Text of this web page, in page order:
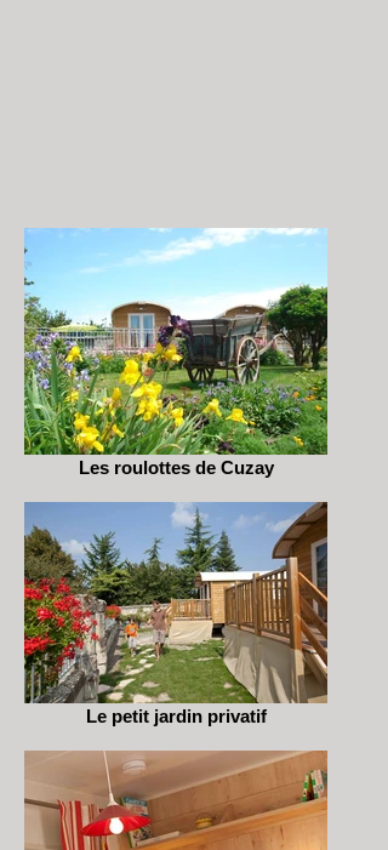
Les roulottes de Cuzay
Le petit jardin privatif